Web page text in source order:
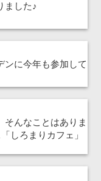
ました♪
ンに今年も参加して
そんなことはありま
しろまりカフェ」